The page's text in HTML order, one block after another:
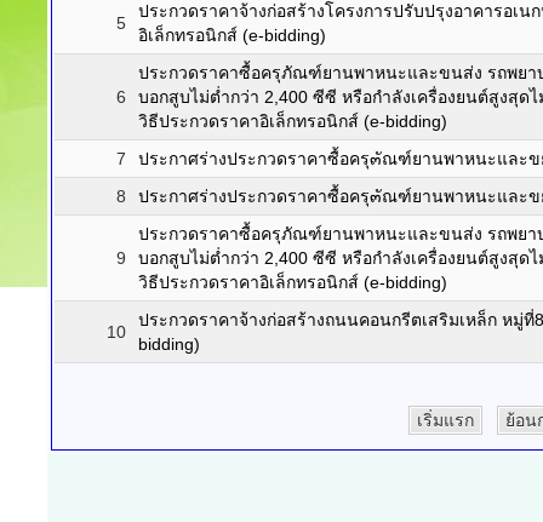
5
ประกวดราคาจ้างก่อสร้างโครงการปรับปรุงอาคารอเ
อิเล็กทรอนิกส์ (e-bidding)
6
ประกวดราคาซื้อครุภัณฑ์ยานพาหนะและขนส่ง รถพยา
บอกสูบไม่ต่ำกว่า 2,400 ซีซี หรือกำลังเครื่องยนต์สูงสุด
วิธีประกวดราคาอิเล็กทรอนิกส์ (e-bidding)
7
ประกาศร่างประกวดราคาซื้อครุ๓ัณฑ์ยานพาหนะและข
8
ประกาศร่างประกวดราคาซื้อครุ๓ัณฑ์ยานพาหนะและข
9
ประกวดราคาซื้อครุภัณฑ์ยานพาหนะและขนส่ง รถพยา
บอกสูบไม่ต่ำกว่า 2,400 ซีซี หรือกำลังเครื่องยนต์สูงสุด
วิธีประกวดราคาอิเล็กทรอนิกส์ (e-bidding)
10
ประกวดราคาจ้างก่อสร้างถนนคอนกรีตเสริมเหล็ก หมู่
bidding)
เริ่มแรก ย้อน